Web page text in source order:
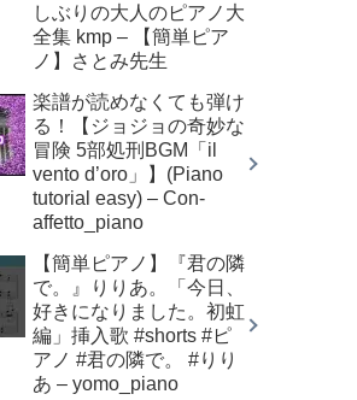
しぶりの大人のピアノ大
全集 kmp – 【簡単ピア
ノ】さとみ先生
楽譜が読めなくても弾け
る！【ジョジョの奇妙な
冒険 5部処刑BGM「il
vento d’oro」】(Piano
tutorial easy) – Con-
affetto_piano
【簡単ピアノ】『君の隣
で。』りりあ。「今日、
好きになりました。初虹
編」挿入歌 #shorts #ピ
アノ #君の隣で。 #りり
あ – yomo_piano